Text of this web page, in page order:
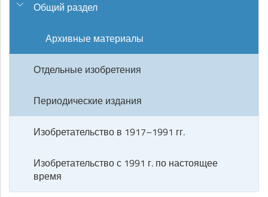
Общий раздел
Архивные материалы
Отдельные изобретения
Периодические издания
Изобретательство в 1917–1991 гг.
Изобретательство с 1991 г. по настоящее
время